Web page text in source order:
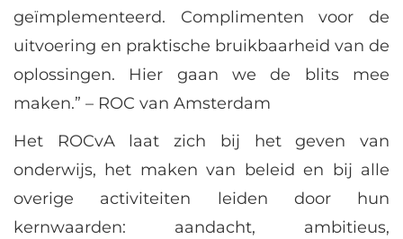
geïmplementeerd. Complimenten voor de
uitvoering en praktische bruikbaarheid van de
oplossingen. Hier gaan we de blits mee
maken.” – ROC van Amsterdam
Het ROCvA laat zich bij het geven van
onderwijs, het maken van beleid en bij alle
overige activiteiten leiden door hun
kernwaarden: aandacht, ambitieus,